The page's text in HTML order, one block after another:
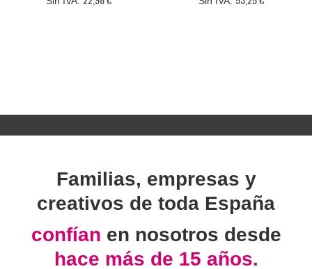
Familias, empresas y
creativos de toda España
confían en nosotros desde
hace más de 15 años.